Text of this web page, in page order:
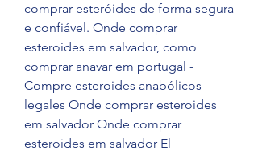
comprar esteróides de forma segura
e confiável. Onde comprar
esteroides em salvador, como
comprar anavar em portugal -
Compre esteroides anabólicos
legales Onde comprar esteroides
em salvador Onde comprar
esteroides em salvador El